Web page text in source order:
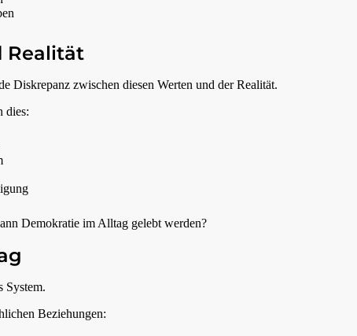
Realität
Diskrepanz zwischen diesen Werten und der Realität.
dies:
Demokratie im Alltag gelebt werden?
System.
Beziehungen: